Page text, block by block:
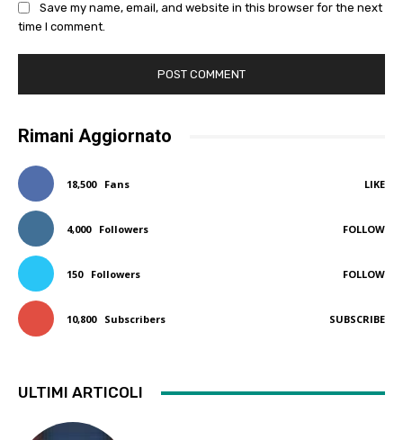
Save my name, email, and website in this browser for the next
time I comment.
Rimani Aggiornato
18,500 Fans LIKE
4,000 Followers FOLLOW
150 Followers FOLLOW
10,800 Subscribers SUBSCRIBE
ULTIMI ARTICOLI